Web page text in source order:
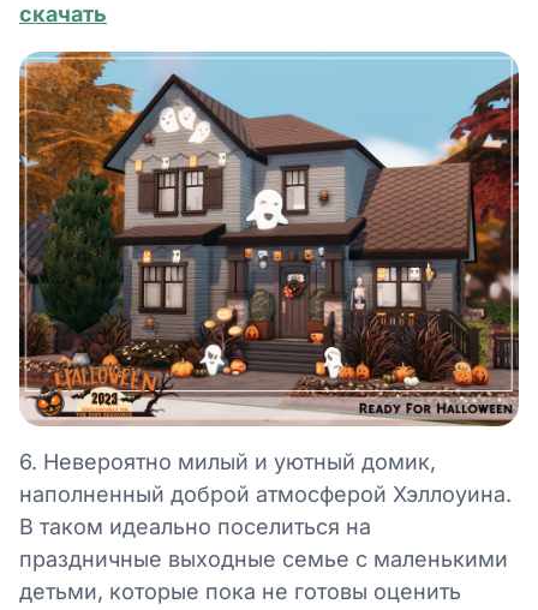
скачать
6. Невероятно милый и уютный домик,
наполненный доброй атмосферой Хэллоуина.
В таком идеально поселиться на
праздничные выходные семье с маленькими
детьми, которые пока не готовы оценить